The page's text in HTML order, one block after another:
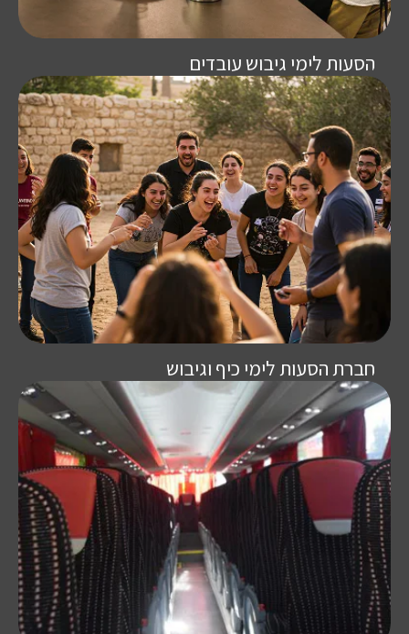
הסעות לימי גיבוש עובדים
חברת הסעות לימי כיף וגיבוש